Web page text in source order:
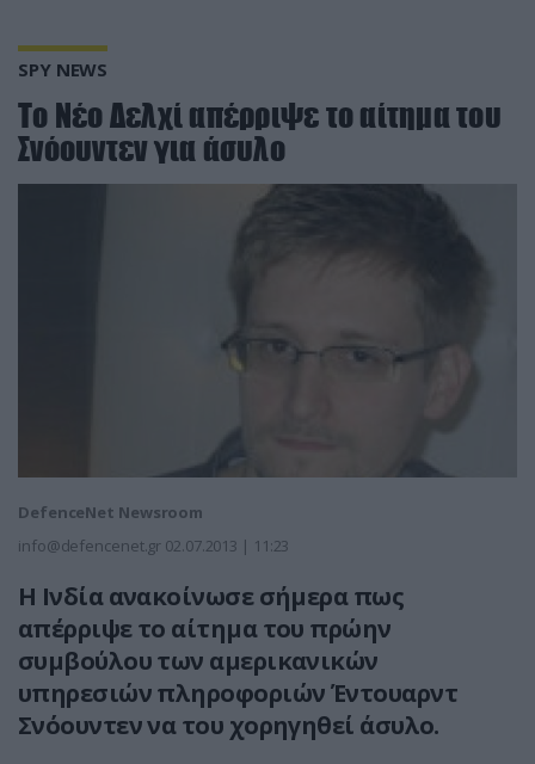
SPY NEWS
Το Νέο Δελχί απέρριψε το αίτημα του
Σνόουντεν για άσυλο
DefenceNet Newsroom
info@defencenet.gr 02.07.2013 | 11:23
Η Ινδία ανακοίνωσε σήμερα πως
απέρριψε το αίτημα του πρώην
συμβούλου των αμερικανικών
υπηρεσιών πληροφοριών Έντουαρντ
Σνόουντεν να του χορηγηθεί άσυλο.